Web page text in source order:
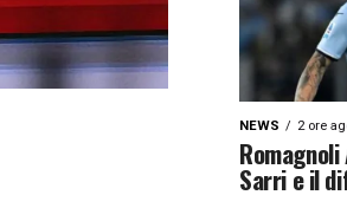
NEWS 2 ore
Sarri e il